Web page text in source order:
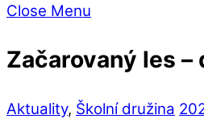
Close Menu
Začarovaný les –
Aktuality, Školní družina